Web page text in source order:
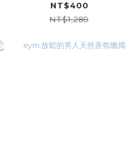
NT$400
NT$1,280